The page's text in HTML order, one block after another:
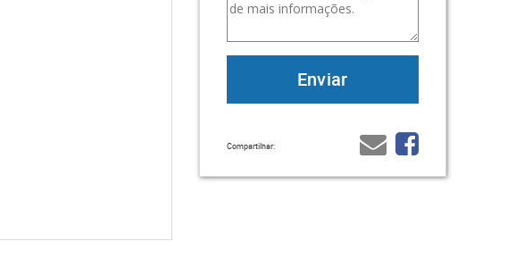
Compartilhar: